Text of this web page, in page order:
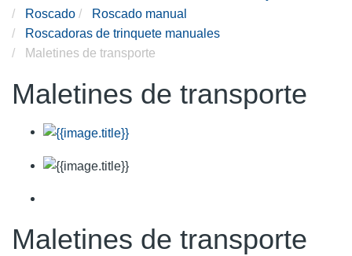
Roscado
Roscado manual
Roscadoras de trinquete manuales
Maletines de transporte
Maletines de transporte
Maletines de transporte